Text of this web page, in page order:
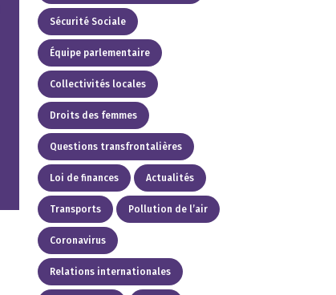
Sécurité Sociale
Équipe parlementaire
Collectivités locales
Droits des femmes
Questions transfrontalières
Loi de finances Actualités
Transports Pollution de l’air
Coronavirus
Relations internationales